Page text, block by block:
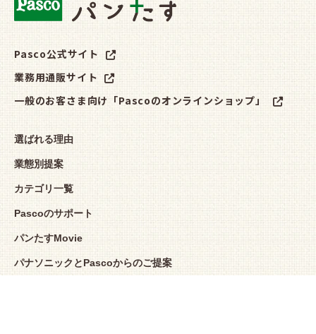
Pasco公式サイト
業務用通販サイト
一般のお客さま向け「Pascoのオンラインショップ」
選ばれる理由
業態別提案
カテゴリ一覧
Pascoのサポート
パンたすMovie
パナソニックとPascoからのご提案